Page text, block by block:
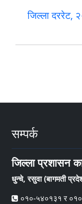
जिल्ला
सम्पर्क
जिल्ला प्रशासन
धुन्चे, रसुवा (बागमती
०१०-५४०१३१ र